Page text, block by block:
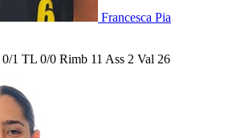
Francesca Pia
0/1 TL 0/0 Rimb 11 Ass 2 Val 26